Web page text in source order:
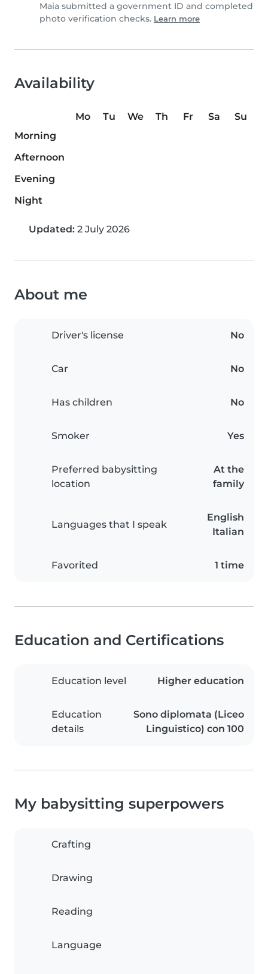
Maia submitted a government ID and completed
photo verification checks. Learn more
Availability
Mo Tu We Th Fr Sa
Su
Morning
Afternoon
Evening
Night
Updated: 2 July 2026
About me
Driver's license No
Car No
Has children No
Smoker Yes
Preferred babysitting
location
At the
family
Languages that I speak
English
Italian
Favorited 1 time
Education and Certifications
Education level Higher education
Education
details
Sono diplomata (Liceo
Linguistico) con 100
My babysitting superpowers
Crafting
Drawing
Reading
Language